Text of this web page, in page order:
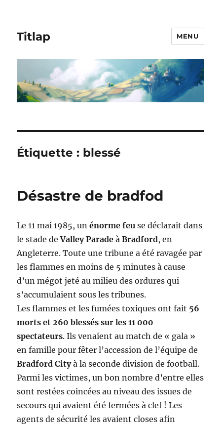
Titlap MENU
Étiquette : blessé
Désastre de bradfod
Le 11 mai 1985, unénorme feu se déclarait dans
le stade deValley ParadeàBradford, en
Angleterre. Toute une tribune a été ravagée par
les flammes en moins de 5 minutes à cause
d’un mégot jeté au milieu des ordures qui
s’accumulaient sous les tribunes.
Les flammes et les fumées toxiques ont fait 56
morts et 260 blessés sur les 11 000
spectateurs. Ils venaient au match de « gala »
en famille pour fêter l’accession de l’équipe de
Bradford Cityà la seconde division de football.
Parmi les victimes, un bon nombre d’entre elles
sont restées coincées au niveau des issues de
secours qui avaient été fermées à clef ! Les
agents de sécurité les avaient closes afin